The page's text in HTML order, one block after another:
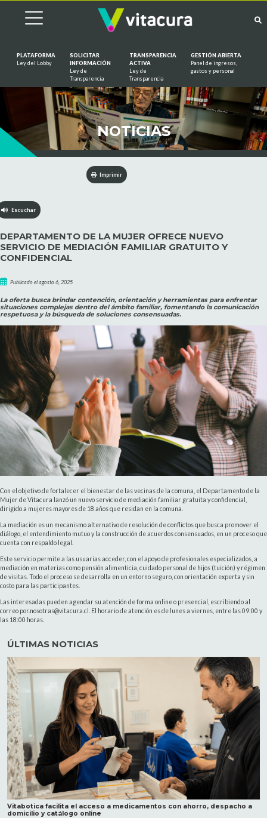
PLATAFORMA
Ley del Lobby
SOLICITAR
INFORMACIÓN
Ley de
Transparencia
TRANSPARENCIA
ACTIVA
Ley de
Transparencia
GESTIÓN ABIERTA
Panel de ingresos,
gastos y personal
NOTICIAS
Imprimir
Escuchar
DEPARTAMENTO DE LA MUJER OFRECE NUEVO
SERVICIO DE MEDIACIÓN FAMILIAR GRATUITO Y
CONFIDENCIAL
Publicado el agosto 6, 2025
La oferta busca brindar contención, orientación y herramientas para enfrentar
situaciones complejas dentro del ámbito familiar, fomentando la comunicación
respetuosa y la búsqueda de soluciones consensuadas.
Con el objetivo de fortalecer el bienestar de las vecinas de la comuna, el Departamento de la
Mujer de Vitacura lanzó un nuevo servicio de mediación familiar gratuita y confidencial,
dirigido a mujeres mayores de 18 años que residan en la comuna.
La mediación es un mecanismo alternativo de resolución de conflictos que busca promover el
diálogo, el entendimiento mutuo y la construcción de acuerdos consensuados, en un proceso que
cuenta con respaldo legal.
Este servicio permite a las usuarias acceder, con el apoyo de profesionales especializados, a
mediación en materias como pensión alimenticia, cuidado personal de hijos (tuición) y régimen
de visitas. Todo el proceso se desarrolla en un entorno seguro, con orientación experta y sin
costo para las participantes.
Las interesadas pueden agendar su atención de forma online o presencial, escribiendo al
correo por.nosotras@vitacura.cl. El horario de atención es de lunes a viernes, entre las 09:00 y
las 18:00 horas.
ÚLTIMAS NOTICIAS
Vitabotica facilita el acceso a medicamentos con ahorro, despacho a
domicilio y catálogo online